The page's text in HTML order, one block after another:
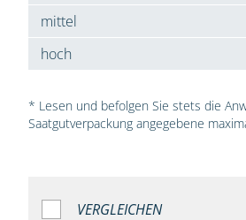
mittel
hoch
* Lesen und befolgen Sie stets die
Saatgutverpackung angegebene
VERGLEICHEN